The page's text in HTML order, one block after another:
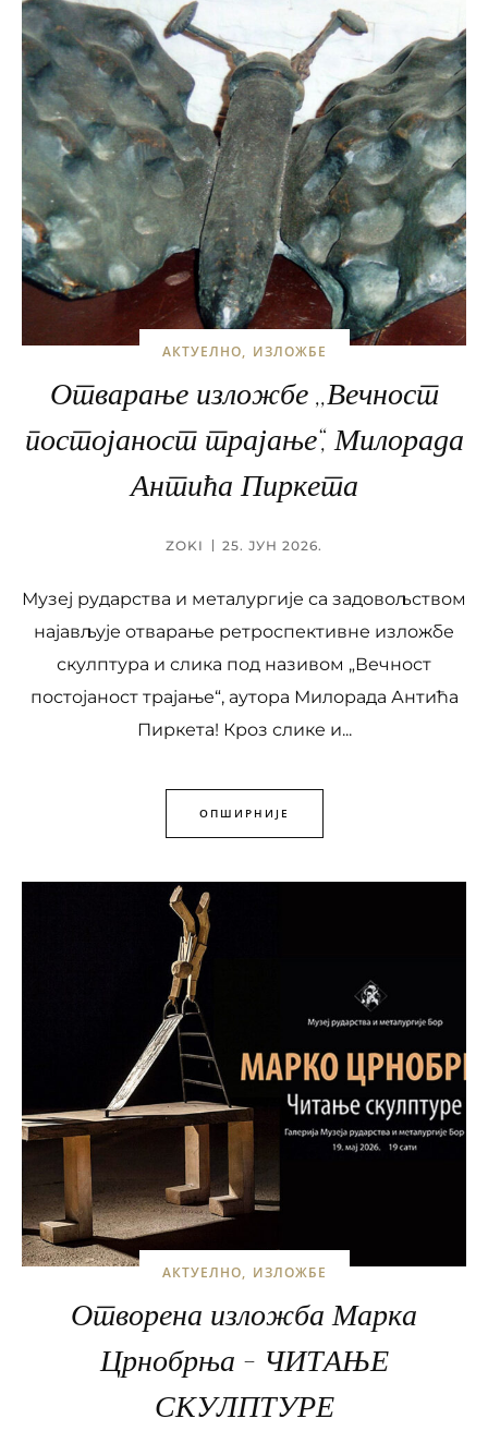
АКТУЕЛНО ИЗЛОЖБЕ
Отварање изложбе ,,Вечност
постојаност трајање“, Милорада
Антића Пиркета
ZOKI 25. ЈУН 2026.
Музеј рударства и металургије са задовољством
најављује отварање ретроспективне изложбе
скулптура и слика под називом „Вечност
постојаност трајање“, аутора Милорада Антића
Пиркета! Кроз слике и...
ОПШИРНИЈЕ
АКТУЕЛНО ИЗЛОЖБЕ
Отворена изложба Марка
Црнобрња – ЧИТАЊЕ
СКУЛПТУРЕ